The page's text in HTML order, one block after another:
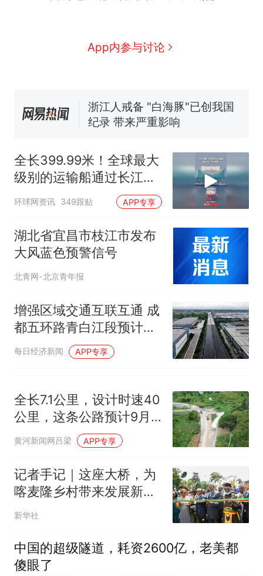
App内参与讨论
国大使骑行绕了几乎整个国境
5万的小车卖不动，40万以上
视频丨只要一枚命中就能让航
母瘫痪 轰-6J实力有多强？
年，网友淘到后寄给女儿：花
鸟市场搬了，但爱还在
热
十多万人报名的考试，成绩
全部作废，公平么？
全长399.99米！全球最大
级别的运输船通过长江大
桥这一幕，太震撼了！
环球网资讯 349跟贴 APP专享
湖北省宜昌市枝江市发布
大风蓝色预警信号
北青网-北京青年报
增强区域交通互联互通 成
都五环路青白江段预计年
底完工
每日经济新闻 APP专享
全长7.1公里，设计时速40
公里，这条公路预计9月
底全线建成通车
黄河新闻网吕梁 APP专享
记者手记｜这座大桥，为
喀麦隆乡村带来发展新机
遇
新华社
中国的超级隧道，耗资2600亿，老美都
傻眼了